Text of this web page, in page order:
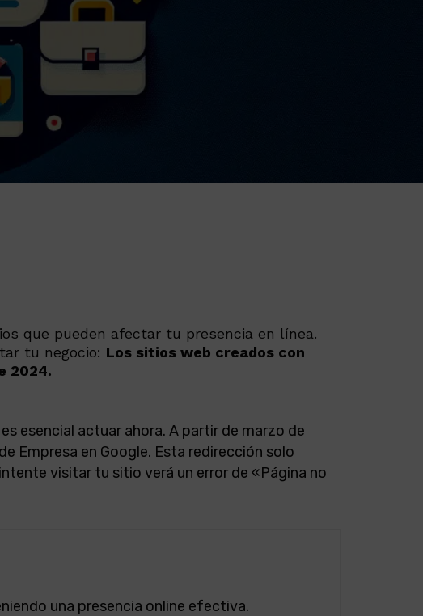
que pueden afectar tu presencia en línea.
tu negocio: Los sitios web creados con
2024.
esencial actuar ahora. A partir de marzo de
Empresa en Google. Esta redirección solo
visitar tu sitio verá un error de «Página no
una presencia online efectiva.